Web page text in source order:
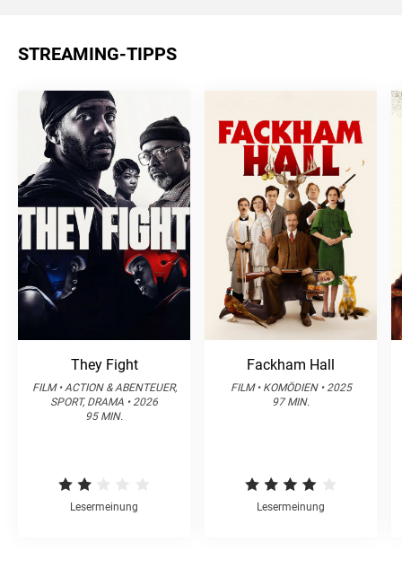
STREAMING-TIPPS
They Fight
FILM • ACTION & ABENTEUER,
SPORT, DRAMA • 2026
95 MIN.
Lesermeinung
Fackham Hall
FILM • KOMÖDIEN • 2025
97 MIN.
Lesermeinung